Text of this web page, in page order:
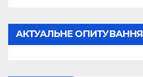
АКТУАЛЬНЕ ОПИТУВАННЯ